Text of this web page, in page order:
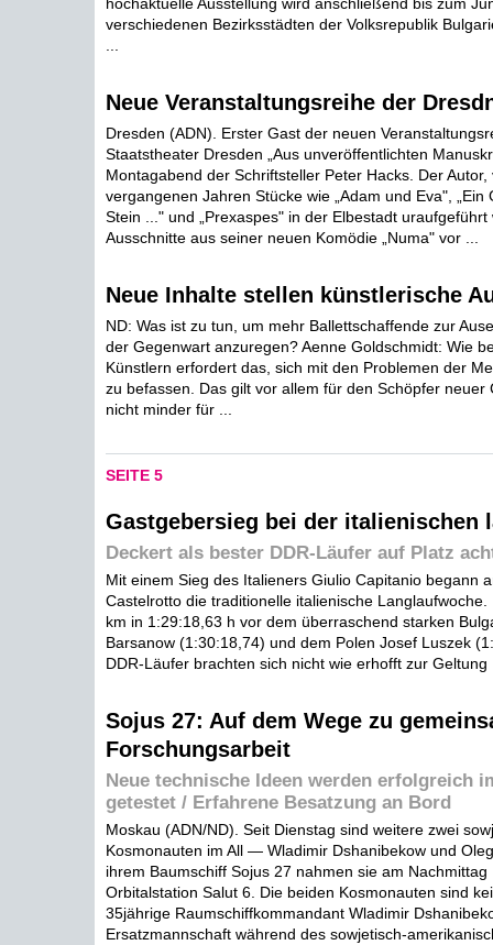
verschiedenen Bezirksstädten der Volksrepublik
Neue Veranstaltungsreihe der
Dresden (ADN). Erster Gast der neuen
Staatstheater Dresden „Aus unveröffentlichten
Montagabend der Schriftsteller Peter Hacks. Der
vergangenen Jahren Stücke wie „Adam und Eva", „Ein
Stein ..." und „Prexaspes" in der Elbestadt uraufgeführt
Ausschnitte aus seiner neuen Komödie „Numa" vor ...
Neue Inhalte stellen künstlerische
ND: Was ist zu tun, um mehr Ballettschaffende zur
der Gegenwart anzuregen? Aenne Goldschmidt: Wie
Künstlern erfordert das, sich mit den Problemen der
zu befassen. Das gilt vor allem für den Schöpfer neuer
nicht minder für ...
SEITE 5
Gastgebersieg bei der italienischen
Deckert als bester DDR-Läufer auf Platz
Mit einem Sieg des Italieners Giulio Capitanio begann
Castelrotto die traditionelle italienische Langlaufwoche.
km in 1:29:18,63 h vor dem überraschend starken
Barsanow (1:30:18,74) und dem Polen Josef Luszek
DDR-Läufer brachten sich nicht wie erhofft zur Geltung
Sojus 27: Auf dem Wege zu
Forschungsarbeit
Neue technische Ideen werden erfolgreich
getestet / Erfahrene Besatzung an Bord
Moskau (ADN/ND). Seit Dienstag sind weitere zwei
Kosmonauten im All — Wladimir Dshanibekow und
ihrem Baumschiff Sojus 27 nahmen sie am Nachmittag
Orbitalstation Salut 6. Die beiden Kosmonauten sind
35jährige Raumschiffkommandant Wladimir
Ersatzmannschaft während des sowjetisch-